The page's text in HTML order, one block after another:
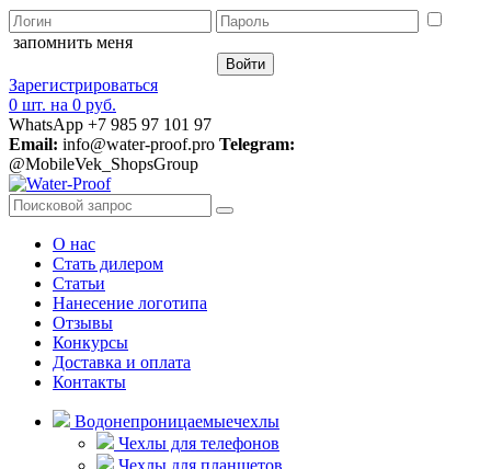
запомнить меня
Зарегистрироваться
0 шт. на 0 руб.
WhatsApp +7 985 97 101 97
Email: info@water-proof.pro Telegram:
@MobileVek_ShopsGroup
О нас
Стать дилером
Статьи
Нанесение логотипа
Отзывы
Конкурсы
Доставка и оплата
Контакты
Водонепроницаемыечехлы
Чехлы для телефонов
Чехлы для планшетов